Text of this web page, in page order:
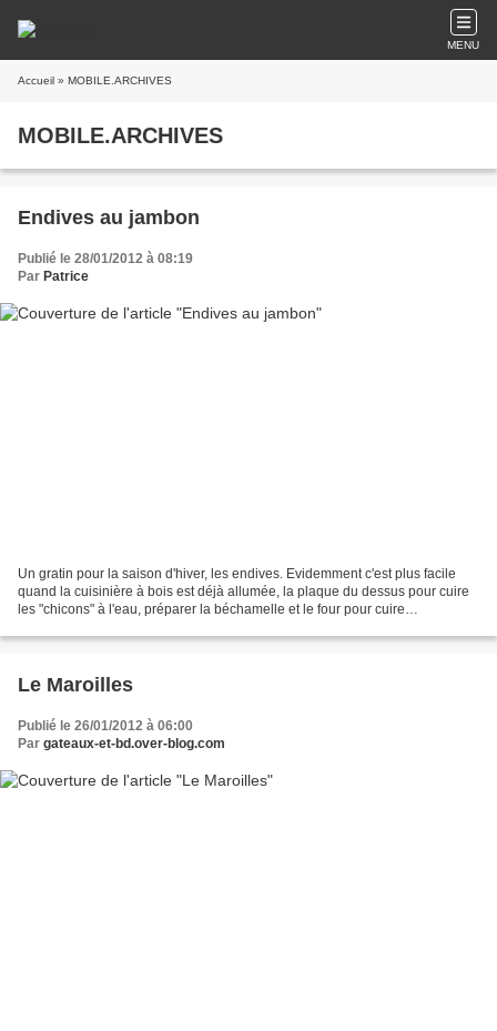
MENU
Accueil » MOBILE.ARCHIVES
MOBILE.ARCHIVES
Endives au jambon
Publié le 28/01/2012 à 08:19
Par Patrice
Un gratin pour la saison d'hiver, les endives. Evidemment c'est plus facile
quand la cuisinière à bois est déjà allumée, la plaque du dessus pour cuire
les "chicons" à l'eau, préparer la béchamelle et le four pour cuire
Le Maroilles
Publié le 26/01/2012 à 06:00
Par gateaux-et-bd.over-blog.com